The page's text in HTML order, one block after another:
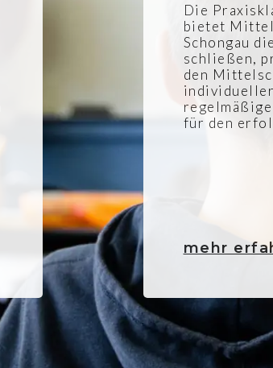
Die
bietet
Schongau
schließen,
den
für den
mehr